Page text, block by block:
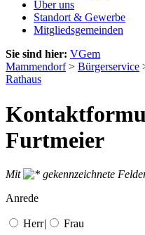
Über uns
Standort & Gewerbe
Mitgliedsgemeinden
Sie sind hier: VGem
Mammendorf> Bürgerservice
Rathaus
Furtmeier
Mit
gekennzeichnete
Anrede
Herr| Frau